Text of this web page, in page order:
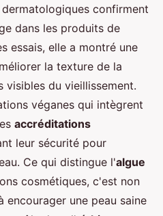
confirment
dans les produits de
essais, elle a montré une
la texture de la
visibles du vieillissement.
véganes qui intègrent
accréditations
leur sécurité pour
Ce qui distingue l'algue
cosmétiques, c'est non
encourager une peau saine